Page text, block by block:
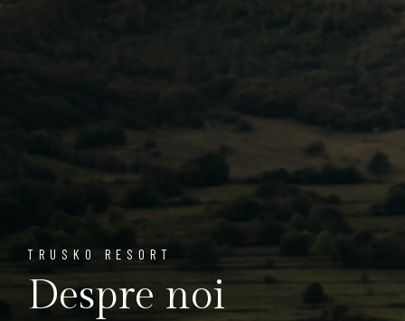
TRUSKO RESORT
Despre noi